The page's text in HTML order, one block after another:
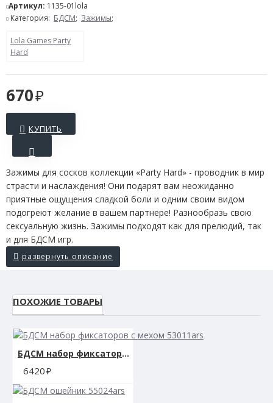
670
Артикул: 1135-01lola
Категория: БДСМ; Зажимы;
Lola Games Party
Hard
КУПИТЬ
Зажимы для сосков коллекции «Party Hard» - проводник в мир
страсти и наслаждения! Они подарят вам неожиданно
приятные ощущения сладкой боли и одним своим видом
подогреют желание в вашем партнере! Разнообразь свою
сексуальную жизнь. Зажимы подходят как для прелюдий, так
и для БДСМ игр.
ПОХОЖИЕ ТОВАРЫ
БДСМ набор фиксаторов с мехом 53011ars
6420